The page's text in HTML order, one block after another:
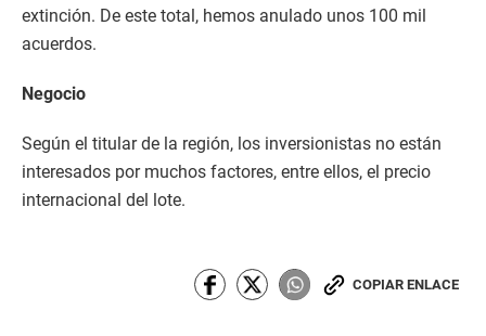
extinción. De este total, hemos anulado unos 100 mil
acuerdos.
Negocio
Según el titular de la región, los inversionistas no están
interesados por muchos factores, entre ellos, el precio
internacional del lote.
COPIAR ENLACE